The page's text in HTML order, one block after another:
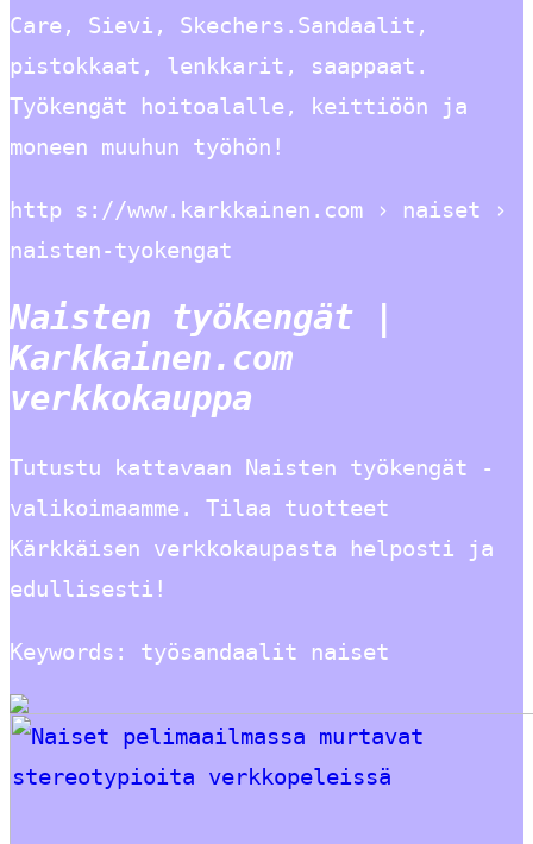
Care, Sievi, Skechers.Sandaalit,
pistokkaat, lenkkarit, saappaat.
Työkengät hoitoalalle, keittiöön ja
moneen muuhun työhön!
http s://www.karkkainen.com › naiset ›
naisten-tyokengat
Naisten työkengät |
Karkkainen.com
verkkokauppa
Tutustu kattavaan Naisten työkengät -
valikoimaamme. Tilaa tuotteet
Kärkkäisen verkkokaupasta helposti ja
edullisesti!
Keywords: työsandaalit naiset